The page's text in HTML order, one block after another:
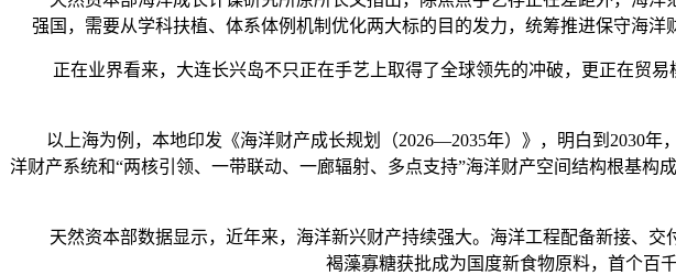
强国，需要从学科扶植、体系体例机制优化两大标的目的发力，统筹推进保守海
正在业界看来，大连长兴岛不只正在手艺上取得了全球领先的冲破，更正在贸易
以上海为例，本地印发《海洋财产成长规划（2026—2035年）》，明白到2030年
洋财产系统和“两核引领、一带联动、一廊辐射、多点支持”海洋财产空间结构根基
天然资本部数据显示，近年来，海洋新兴财产持续强大。海洋工程配备新接、交
褐藻寡糖获批成为国度新食物原料，首个百